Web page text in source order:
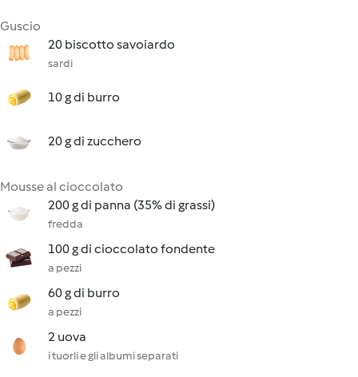
Guscio
20 biscotto savoiardo
sardi
10 g di burro
20 g di zucchero
Mousse al cioccolato
200 g di panna (35% di grassi)
fredda
100 g di cioccolato fondente
a pezzi
60 g di burro
a pezzi
2 uova
i tuorli e gli albumi separati